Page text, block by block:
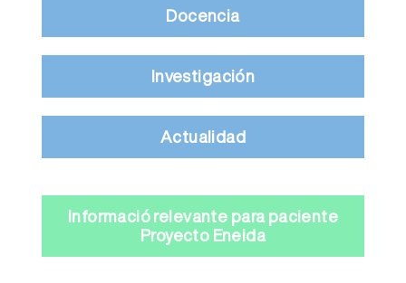
Docencia
Investigación
Actualidad
Informació relevante para paciente
Proyecto Eneida